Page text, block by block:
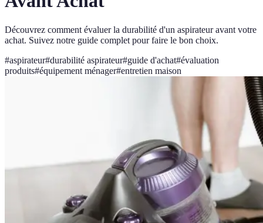
Découvrez comment évaluer la durabilité d'un aspirateur avant votre
achat. Suivez notre guide complet pour faire le bon choix.
#aspirateur#durabilité aspirateur#guide d'achat#évaluation
produits#équipement ménager#entretien maison